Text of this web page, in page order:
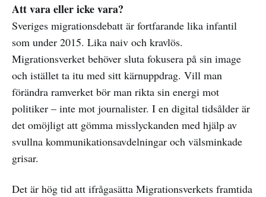
Att vara eller icke vara?
Sveriges migrationsdebatt är fortfarande lika infantil
som under 2015. Lika naiv och kravlös.
Migrationsverket behöver sluta fokusera på sin image
och istället ta itu med sitt kärnuppdrag. Vill man
förändra ramverket bör man rikta sin energi mot
politiker – inte mot journalister. I en digital tidsålder är
det omöjligt att gömma misslyckanden med hjälp av
svullna kommunikationsavdelningar och välsminkade
grisar.
Det är hög tid att ifrågasätta Migrationsverkets framtida